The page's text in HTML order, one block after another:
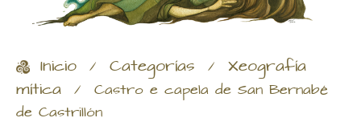
Inicio / Categorías / Xeografía
mítica / Castro e capela de San Bernabé
de Castrillón